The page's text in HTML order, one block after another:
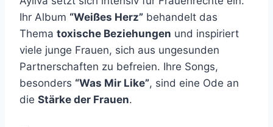
Ihr Album “Weißes Herz” behandelt das
Thema toxische Beziehungen und inspiriert
viele junge Frauen, sich aus ungesunden
Partnerschaften zu befreien. Ihre Songs,
besonders “Was Mir Like”, sind eine Ode an
die Stärke der Frauen.